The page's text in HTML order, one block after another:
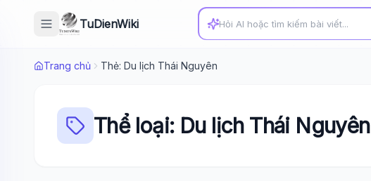
TuDienWiki
Trang chủ Thẻ: Du lịch Thái Nguyên
Thể loại: Du lịch Thái Nguyên